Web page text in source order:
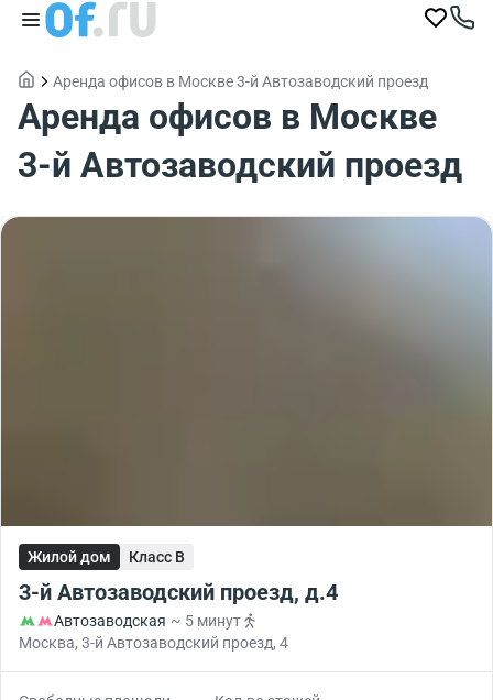
Аренда офисов в Москве 3-й Автозаводский проезд
Аренда офисов в Москве
3-й Автозаводский проезд
Жилой дом Класс B
3-й Автозаводский проезд, д.4
Автозаводская ~ 5 минут
Москва, 3-й Автозаводский проезд, 4